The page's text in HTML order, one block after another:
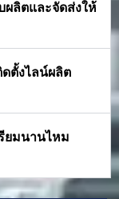
ผลิตและจัดส่งให้
ตั้งไลน์ผลิต
ยมนานไหม